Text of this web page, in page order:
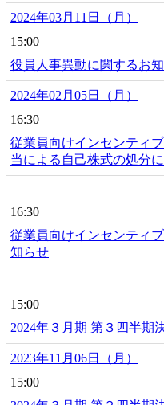
2024年03月11日（月）
15:00
役員人事異動に関するお
2024年02月05日（月）
16:30
従業員向けインセンティ
当による自己株式の処分
16:30
従業員向けインセンティ
知らせ
15:00
2024年３月期 第３四半期
2023年11月06日（月）
15:00